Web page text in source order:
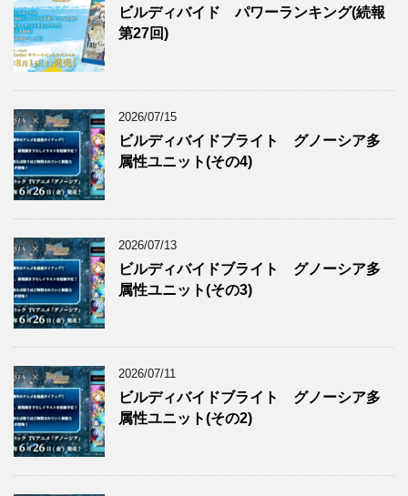
ビルディバイド パワーランキング(続報
第27回)
2026/07/15
ビルディバイドブライト グノーシア多
属性ユニット(その4)
2026/07/13
ビルディバイドブライト グノーシア多
属性ユニット(その3)
2026/07/11
ビルディバイドブライト グノーシア多
属性ユニット(その2)